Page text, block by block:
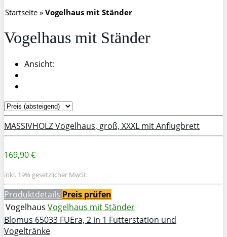
Startseite » Vogelhaus mit Ständer
Vogelhaus mit Ständer
Ansicht:
MASSIVHOLZ Vogelhaus, groß, XXXL mit Anflugbrett
169,90 €
inkl. 19% gesetzlicher MwSt.
Produktdetails Preis prüfen
Vogelhaus Vogelhaus mit Ständer
Blomus 65033 FUEra, 2 in 1 Futterstation und
Vogeltränke